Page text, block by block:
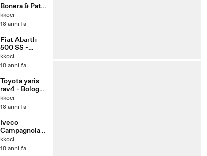
Bonera & Pato
@ Bologna
Motorshow
kkoci
18 anni fa
Fiat Abarth
500 SS -
Bologna
Motorshow20
kkoci
18 anni fa
Toyota yaris
rav4 - Bologna
Motorshow20
08
kkoci
18 anni fa
Iveco
Campagnola -
Bologna
Motorshow20
kkoci
18 anni fa